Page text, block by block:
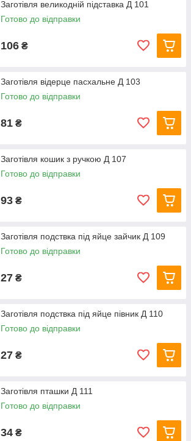
Заготівля великодній підставка Д 101
Готово до відправки
106 ₴
Заготівля відерце пасхальне Д 103
Готово до відправки
81 ₴
Заготівля кошик з ручкою Д 107
Готово до відправки
93 ₴
Заготівля подствка під яйце зайчик Д 109
Готово до відправки
27 ₴
Заготівля подствка під яйце півник Д 110
Готово до відправки
27 ₴
Заготівля пташки Д 111
Готово до відправки
34 ₴